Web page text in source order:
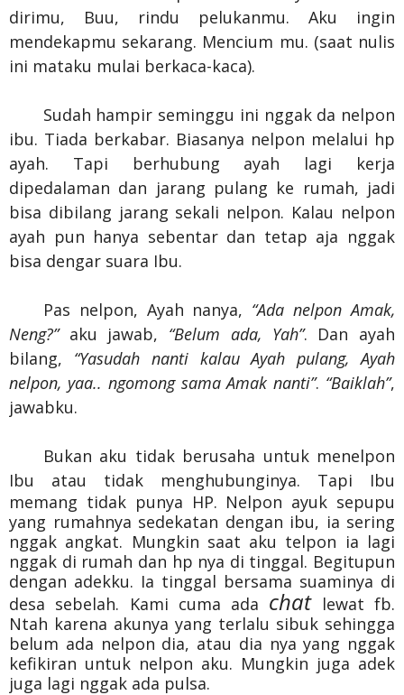
dirimu, Buu, rindu pelukanmu. Aku ingin
mendekapmu sekarang. Mencium mu. (saat nulis
ini mataku mulai berkaca-kaca).
Sudah hampir seminggu ini nggak da nelpon
ibu. Tiada berkabar. Biasanya nelpon melalui hp
ayah. Tapi berhubung ayah lagi kerja
dipedalaman dan jarang pulang ke rumah, jadi
bisa dibilang jarang sekali nelpon. Kalau nelpon
ayah pun hanya sebentar dan tetap aja nggak
bisa dengar suara Ibu.
Pas nelpon, Ayah nanya, “Ada nelpon Amak,
Neng?”aku jawab, “Belum ada, Yah”. Dan ayah
bilang, “Yasudah nanti kalau Ayah pulang, Ayah
nelpon, yaa.. ngomong sama Amak nanti”. “Baiklah”,
jawabku.
Bukan aku tidak berusaha untuk menelpon
Ibu atau tidak menghubunginya. Tapi Ibu
memang tidak punya HP. Nelpon ayuk sepupu
yang rumahnya sedekatan dengan ibu, ia sering
nggak angkat. Mungkin saat aku telpon ia lagi
nggak di rumah dan hp nya di tinggal. Begitupun
dengan adekku. Ia tinggal bersama suaminya di
desa sebelah. Kami cuma ada chatlewat fb.
Ntah karena akunya yang terlalu sibuk sehingga
belum ada nelpon dia, atau dia nya yang nggak
kefikiran untuk nelpon aku. Mungkin juga adek
juga lagi nggak ada pulsa.